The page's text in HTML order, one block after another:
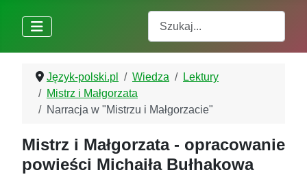
Język-polski.pl Wiedza
Lektury
Mistrz i Małgorzata
Narracja w "Mistrzu i Małgorzacie"
Mistrz i Małgorzata - opracowanie
powieści Michaiła Bułhakowa